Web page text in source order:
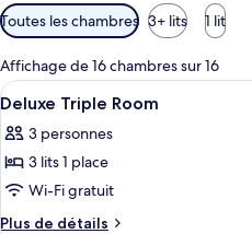
Filtres
disponibles
pour
les
chambres
Toutes les chambres 3+ lits 1 lit
Affichage de 16 chambres sur 16
Afficher
toutes
les
photos
pour
ce
5
Deluxe Triple Room
3 personnes
3 lits 1 place
Wi-Fi gratuit
Plus de détails
Plus